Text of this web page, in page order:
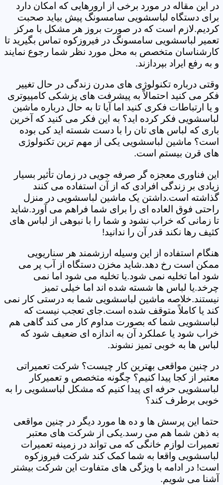
در این مقاله در مورد برخی از ارورهایی که امکان دارد
برای دستگاه لباسشویی سامسونگ پیش بیاید صحبت
کردیم.لازم است که در صورت بروز هر مشکل با مرکز
تعمیر لباسشویی سامسونگ در فیروزکوه تماس بگیرید تا
کارشناسان متخصص به محل مورد نظر شما رجوع نمایند
و به رفع ایراد بپردازند.
وقتی درباره تکنولوژی های مدرن زندگی در حال تغییر
فکر می کنید احتمالاً به پیشرفت های پزشکی کامپیوتری
و یا ارتباطات فکری کنید اما آیا تا به حال درباره ماشین
لباسشویی فکر کرده اید؟ به این فکر می کنید که آخرین
باری که لباس های تان را با دست شسته اید کی بوده
است؟ ماشین لباسشویی یکی از مهم ترین تکنولوژی
های قرن بیستم است.
این فناوری معجزه گر صرفه جویی در زمان تأثیر بسیار
زیادی بر زندگی افرادی که از آن استفاده می کنند
گذاشته است.داشتن یک ماشین لباسشویی در منزل
راحتی فوق العاده ای را برای شما فراهم می آورد.شاید
تا زمانی که خراب نشود و شما را با نبوهی از لباس های
کثیف رها نکند قدر آن را ندانید!
هنگام استفاده از این وسیله ارزشمند هر سناریویی
ممکن است رخ دهد.شاید مخزن دستگاه از آب پر می
شود اما تخلیه نمی شود.یا تخلیه می شود اما نمی
چرخد.یا لباس ها شسته شده اند اما خیلی تمیز
نیستند.خلاصه ماشین لباسشویی شما به درستی کار نمی
کند یا کاملاً متوقف شده است.جای تعجب نیست که
لباسشویی شما که بصورت مداوم کار می کند گاهی هم
خراب شود یا عملکرد آن به اندازه ای ضعیف شود که
لباس ها به خوبی تمیز نشوند.
در چنین مواقعی بهترین کار چیست؟ شرکت تعمیراتی
معتبر از کجا پیدا کنیم؟ چگونه متخصص و تعمیرکار
لباسشویی حرفه ای پیدا کنیم که مشکل لباسشویی را به
خوبی برطرف کند؟
حتما این پرسش ها و ده ها مورد دیگر در چنین مواقعی
به ذهن شما هم می رسد.یکی از شرکت های معتبر
تعمیرات لوازم خانگی که می تواند در زمینه تعمیرات
لباسشویی واقعا به شما کمک کند شرکت فیروزکوه
است! در ادامه با ویژگی های متفاوت این شرکت بیشتر
آشنا می شویم.